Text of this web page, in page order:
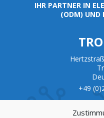
IHR PARTNER IN
(ODM) UND
+49